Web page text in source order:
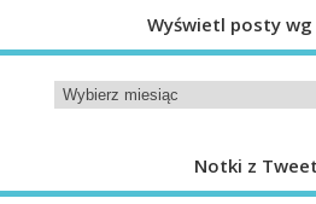
Wyświetl posty
Notki z